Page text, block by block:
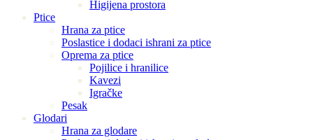
Higijena prostora
Ptice
Hrana za ptice
Poslastice i dodaci ishrani za ptice
Oprema za ptice
Pojilice i hranilice
Kavezi
Igračke
Pesak
Glodari
Hrana za glodare